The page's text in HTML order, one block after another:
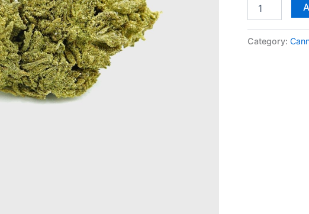
Category: